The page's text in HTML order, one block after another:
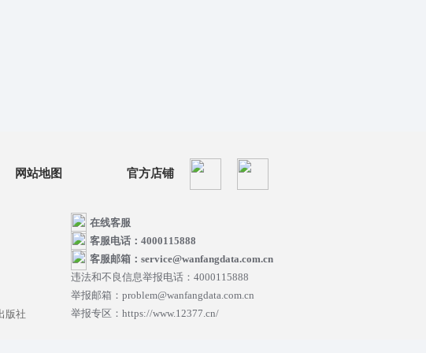
网站地图 官方店铺
版社
在线客服
客服电话：4000115888
客服邮箱：service@wanfangdata.com.cn
违法和不良信息举报电话：4000115888
举报邮箱：problem@wanfangdata.com.cn
举报专区：https://www.12377.cn/